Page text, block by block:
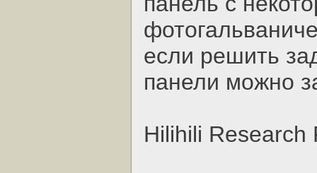
если решить
панели можно
Hilihili Research